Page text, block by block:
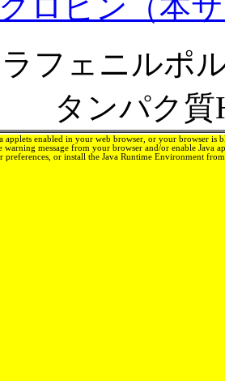
フェニルポ
タンパク質
applets enabled in your web browser, or your browser is
warning message from your browser and/or enable Java
preferences, or install the Java Runtime Environment